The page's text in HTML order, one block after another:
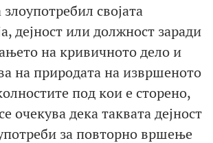
злоупотребил својата
дејност или должност заради
на кривичното дело и
на природата на извршеното
под кои е сторено,
очекува дека таквата дејност
за повторно вршење